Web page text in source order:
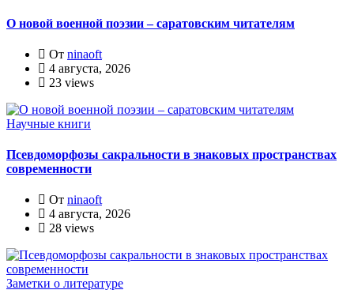
О новой военной поэзии – саратовским читателям
От ninaoft
4 августа, 2026
23 views
Научные книги
Псевдоморфозы сакральности в знаковых пространствах
современности
От ninaoft
4 августа, 2026
28 views
Заметки о литературе